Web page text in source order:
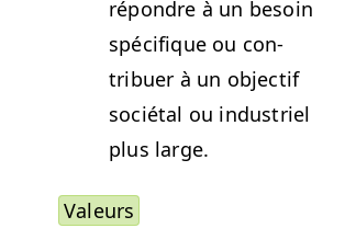
répon­dre à un besoin
spé­ci­fique ou con­
tribuer à un objec­tif
socié­tal ou indus­triel
plus large.
Valeurs